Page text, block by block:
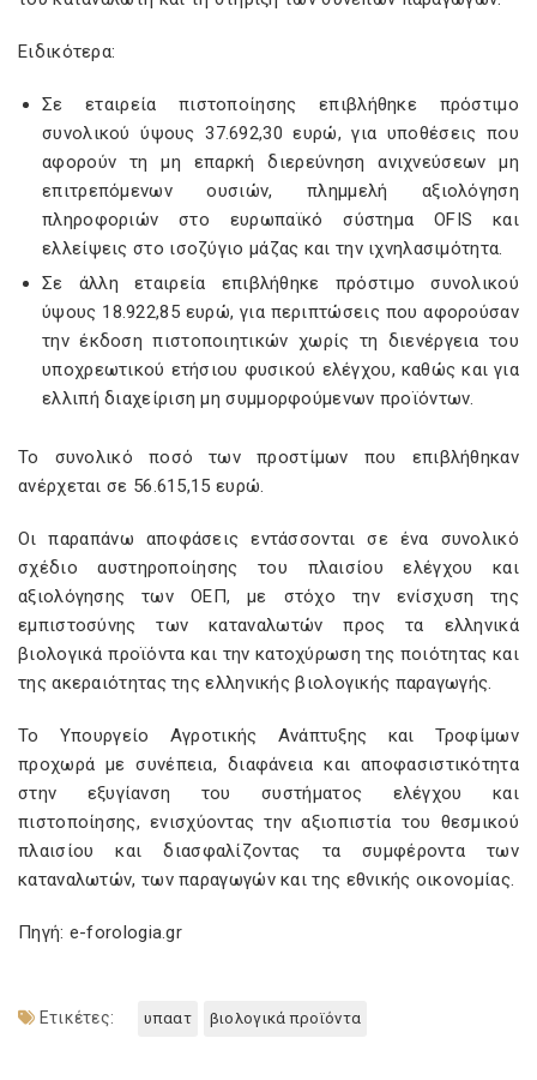
Ειδικότερα:
Σε εταιρεία πιστοποίησης επιβλήθηκε πρόστιμο
συνολικού ύψους 37.692,30 ευρώ, για υποθέσεις που
αφορούν τη μη επαρκή διερεύνηση ανιχνεύσεων μη
επιτρεπόμενων ουσιών, πλημμελή αξιολόγηση
πληροφοριών στο ευρωπαϊκό σύστημα OFIS και
ελλείψεις στο ισοζύγιο μάζας και την ιχνηλασιμότητα.
Σε άλλη εταιρεία επιβλήθηκε πρόστιμο συνολικού
ύψους 18.922,85 ευρώ, για περιπτώσεις που αφορούσαν
την έκδοση πιστοποιητικών χωρίς τη διενέργεια του
υποχρεωτικού ετήσιου φυσικού ελέγχου, καθώς και για
ελλιπή διαχείριση μη συμμορφούμενων προϊόντων.
Το συνολικό ποσό των προστίμων που επιβλήθηκαν
ανέρχεται σε 56.615,15 ευρώ.
Οι παραπάνω αποφάσεις εντάσσονται σε ένα συνολικό
σχέδιο αυστηροποίησης του πλαισίου ελέγχου και
αξιολόγησης των ΟΕΠ, με στόχο την ενίσχυση της
εμπιστοσύνης των καταναλωτών προς τα ελληνικά
βιολογικά προϊόντα και την κατοχύρωση της ποιότητας και
της ακεραιότητας της ελληνικής βιολογικής παραγωγής.
Το Υπουργείο Αγροτικής Ανάπτυξης και Τροφίμων
προχωρά με συνέπεια, διαφάνεια και αποφασιστικότητα
στην εξυγίανση του συστήματος ελέγχου και
πιστοποίησης, ενισχύοντας την αξιοπιστία του θεσμικού
πλαισίου και διασφαλίζοντας τα συμφέροντα των
καταναλωτών, των παραγωγών και της εθνικής οικονομίας.
Πηγή: e-forologia.gr
Ετικέτες: υπαατ βιολογικά προϊόντα